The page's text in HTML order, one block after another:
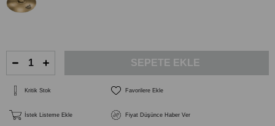
Kritik Stok Favorilere Ekle
İstek Listeme Ekle Fiyat Düşünce Haber Ver